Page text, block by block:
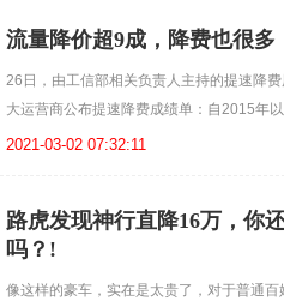
流量降价超9成，降费也很
26日，由工信部相关负责人主持的提速降
大运营商公布提速降费成绩单：自2015年
2021-03-02 07:32:11
路虎发现神行直降16万，你
吗？!
像这样的豪车，实在是太贵了，对于普通